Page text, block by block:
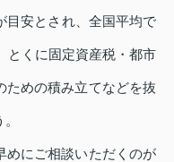
目安とされ、全国平均で
とくに固定資産税・都市
ための積み立てなどを抜
めにご相談いただくのが